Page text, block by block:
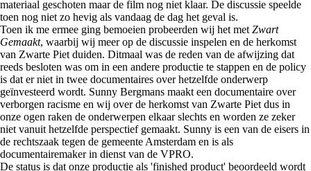
materiaal geschoten maar de film nog niet klaar. De discussie speelde
toen nog niet zo hevig als vandaag de dag het geval is.
Toen ik me ermee ging bemoeien probeerden wij het met Zwart
Gemaakt, waarbij wij meer op de discussie inspelen en de herkomst
van Zwarte Piet duiden. Ditmaal was de reden van de afwijzing dat
reeds besloten was om in een andere productie te stappen en de policy
is dat er niet in twee documentaires over hetzelfde onderwerp
geïnvesteerd wordt. Sunny Bergmans maakt een documentaire over
verborgen racisme en wij over de herkomst van Zwarte Piet dus in
onze ogen raken de onderwerpen elkaar slechts en worden ze zeker
niet vanuit hetzelfde perspectief gemaakt. Sunny is een van de eisers in
de rechtszaak tegen de gemeente Amsterdam en is als
documentairemaker in dienst van de VPRO.
De status is dat onze productie als 'finished product' beoordeeld wordt